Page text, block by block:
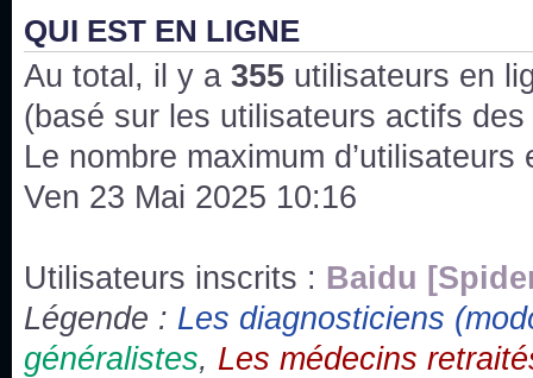
issus des saisons 6; 7 et 8 !
Bonne année 2020 !
Bonne année 2019 !
Joyeux Noël !
Bonne année tout le monde !
Un peu de ménage, spams supprimés. Depuis
chaines françaises diffusent House, HD1 et
QUI EST EN LIGNE
Au total, il y a 355 utilisateurs en
(basé sur les utilisateurs actifs
Le nombre maximum
Ven 23 Mai 2025 10:16
Utilisateurs inscrits : Baidu
Légende : Les diagnosticiens
généralistes, Les médecins